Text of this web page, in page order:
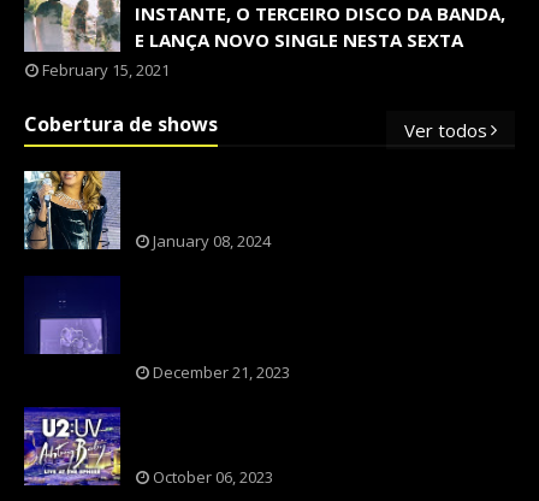
INSTANTE, O TERCEIRO DISCO DA BANDA,
E LANÇA NOVO SINGLE NESTA SEXTA
February 15, 2021
Cobertura de shows Ver todos
January 08, 2024
December 21, 2023
October 06, 2023